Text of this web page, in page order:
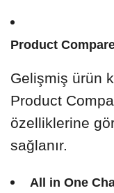
Product
Gelişmiş ürün
Product
özelliklerine
sağlanır.
All in One